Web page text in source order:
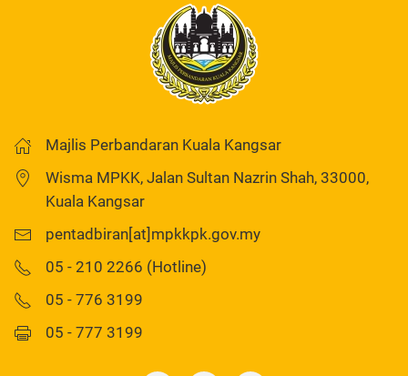
Majlis Perbandaran Kuala Kangsar
Wisma MPKK, Jalan Sultan Nazrin Shah, 33000,
Kuala Kangsar
pentadbiran[at]mpkkpk.gov.my
05 - 210 2266 (Hotline)
05 - 776 3199
05 - 777 3199